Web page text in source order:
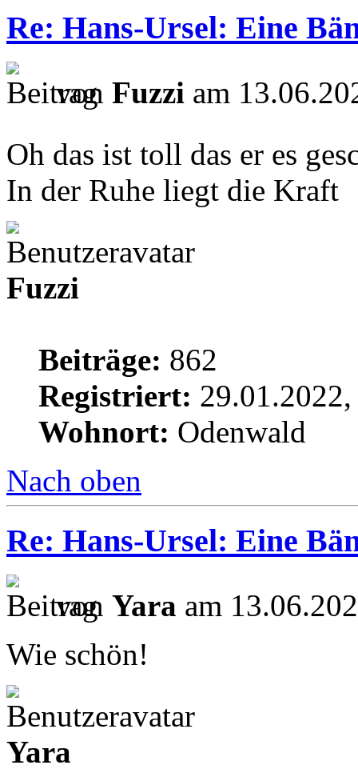
Re: Hans-Ursel: Eine
von Fuzzi am
Oh das ist toll das er es
In der Ruhe liegt die Kraft
Fuzzi
Beiträge: 862
Registriert:
Wohnort: Odenwald
Nach oben
Re: Hans-Ursel: Eine
von Yara am
Wie schön!
Yara